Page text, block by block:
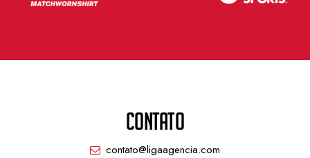
CONTATO
contato@ligaagencia.com